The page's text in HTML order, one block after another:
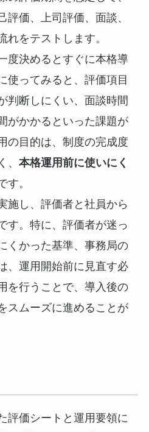
評価、上司評価、面談、
れをテストします。
度決めるとすぐに本格導
使ってみると、評価項目
判断しにくい、面談時間
がかかるといった課題が
の目的は、制度の完成度
、 本格運用前に使いにく
す。
施し、評価者と社員から
す。特に、評価者が迷っ
くかった基準、事務局の
、運用開始前に見直す必
を行うことで、導入後の
スムーズに進めることが
評価シートと運用要領に